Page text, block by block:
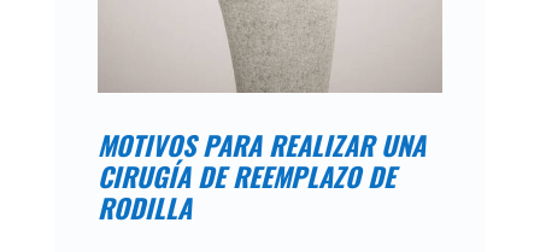
MOTIVOS PARA REALIZAR UNA
CIRUGÍA DE REEMPLAZO DE
RODILLA